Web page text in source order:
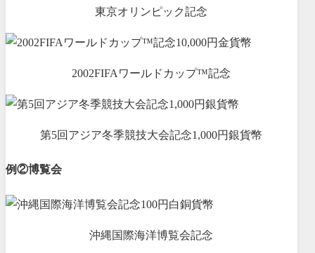
東京オリンピック記念
2002FIFAワールドカップ™記念
第5回アジア冬季競技大会記念1,000円銀貨幣
例②博覧会
沖縄国際海洋博覧会記念